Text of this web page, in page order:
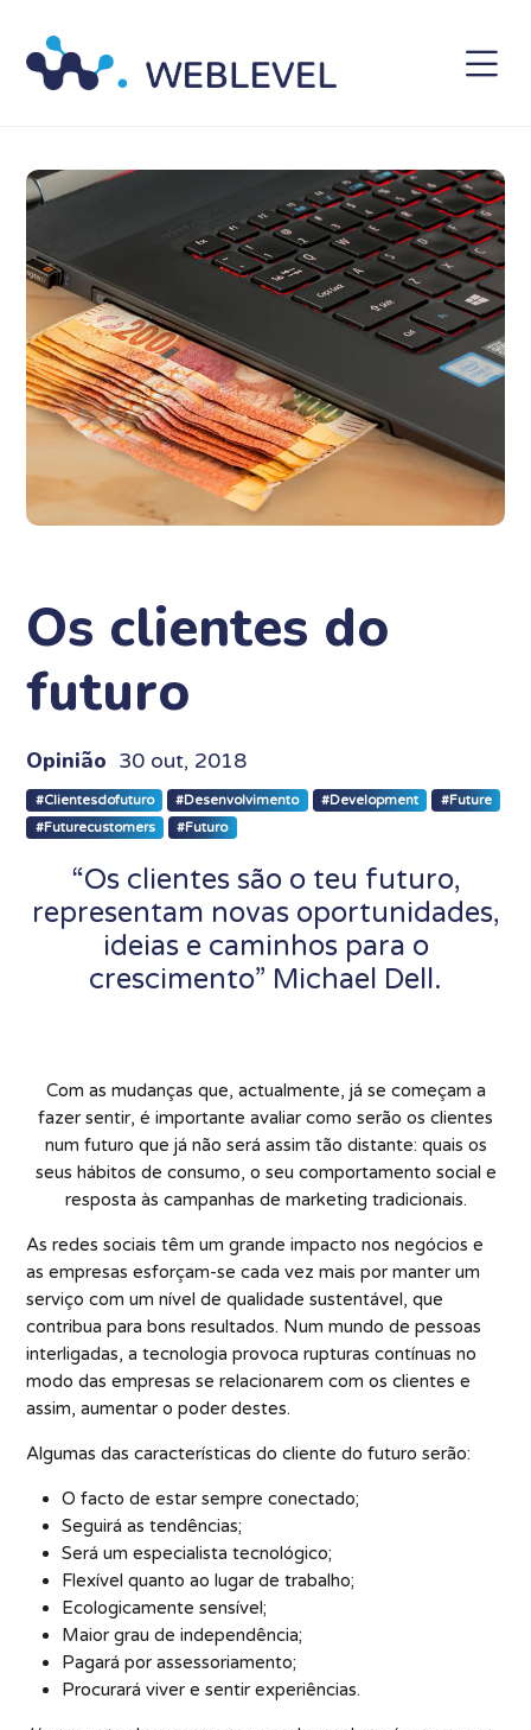
Os clientes do
futuro
Opinião 30 out, 2018
#Clientesdofuturo #Desenvolvimento #Development
#Future
#Futurecustomers
#Futuro
“Os clientes são o teu futuro,
representam novas oportunidades,
ideias e caminhos para o
crescimento” Michael Dell.
Com as mudanças que, actualmente, já se começam a
fazer sentir, é importante avaliar como serão os clientes
num futuro que já não será assim tão distante: quais os
seus hábitos de consumo, o seu comportamento social e
resposta às campanhas de marketing tradicionais.
As redes sociais têm um grande impacto nos negócios e
as empresas esforçam-se cada vez mais por manter um
serviço com um nível de qualidade sustentável, que
contribua para bons resultados. Num mundo de pessoas
interligadas, a tecnologia provoca rupturas contínuas no
modo das empresas se relacionarem com os clientes e
assim, aumentar o poder destes.
Algumas das características do cliente do futuro serão:
O facto de estar sempre conectado;
Seguirá as tendências;
Será um especialista tecnológico;
Flexível quanto ao lugar de trabalho;
Ecologicamente sensível;
Maior grau de independência;
Pagará por assessoriamento;
Procurará viver e sentir experiências.